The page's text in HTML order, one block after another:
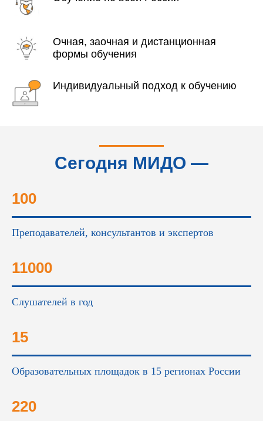
Очная, заочная и дистанционная
формы обучения
Индивидуальный подход к обучению
Сегодня МИДО —
100
Преподавателей, консультантов и экспертов
11000
Слушателей в год
15
Образовательных площадок в 15 регионах России
220